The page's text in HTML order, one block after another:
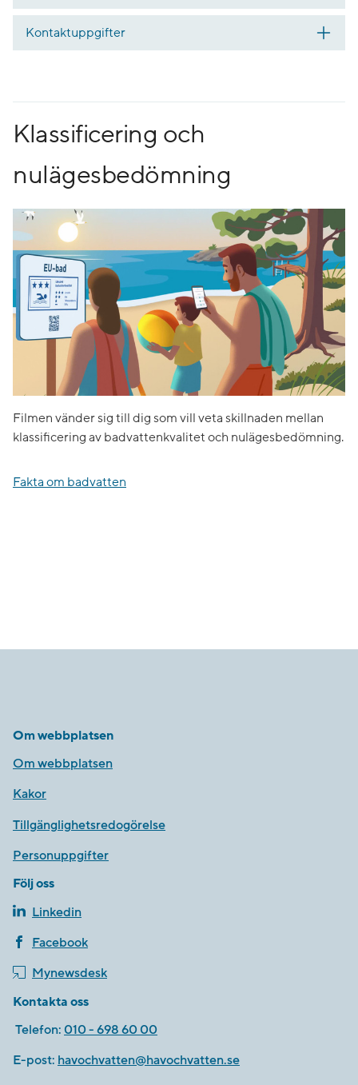
Kontaktuppgifter
Klassificering och
nulägesbedömning
Filmen vänder sig till dig som vill veta skillnaden mellan
klassificering av badvattenkvalitet och nulägesbedömning.
Fakta om badvatten
Om webbplatsen
Om webbplatsen
Kakor
Tillgänglighetsredogörelse
Personuppgifter
Följ oss
Linkedin
Facebook
Mynewsdesk
Kontakta oss
Telefon: 010 - 698 60 00
E-post: havochvatten@havochvatten.se